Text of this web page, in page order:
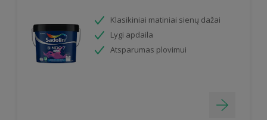
Klasikiniai matiniai sienų dažai
Lygi apdaila
Atsparumas plovimui